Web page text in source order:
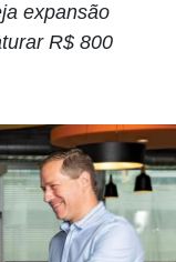
expansão
R$ 800